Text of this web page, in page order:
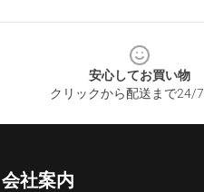
安心してお買い物
クリックから配送まで24/
会社案内